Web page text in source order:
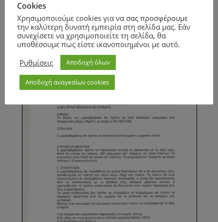
Page
Page1/2 Zoom100%
Cookies
Χρησιμοποιούμε cookies για να σας προσφέρουμε
την καλύτερη δυνατή εμπειρία στη σελίδα μας. Εάν
συνεχίσετε να χρησιμοποιείτε τη σελίδα, θα
υποθέσουμε πως είστε ικανοποιημένοι με αυτό.
Ρυθμίσεις
Αποδοχή όλων
Αποδοχή αναγκαίων cookies